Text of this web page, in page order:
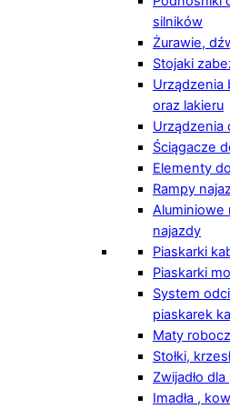
silników
Żurawie,
Stojaki
Urządzenia
oraz lakieru
Urządzenia
Ściągacze
Elementy
Rampy
Aluminiowe
najazdy
Piaskarki
Piaskarki
System
piaskarek
Maty
Stołki,
Zwijadło
Imadła ,